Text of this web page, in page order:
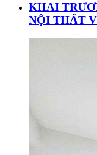
KHAI
NỘI THẤT